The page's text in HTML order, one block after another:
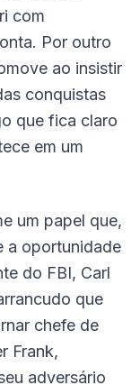
com
Por outro
ao insistir
conquistas
que fica claro
em um
um papel que,
a oportunidade
do FBI, Carl
que
chefe de
Frank,
adversário